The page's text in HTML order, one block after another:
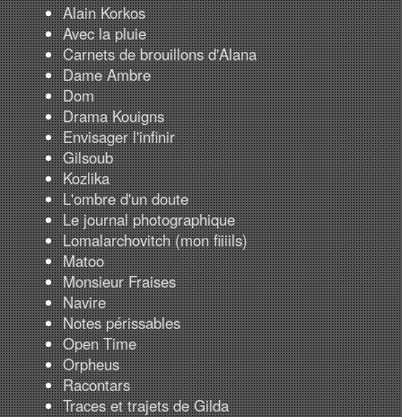
Alain Korkos
Avec la pluie
Carnets de brouillons d'Alana
Dame Ambre
Dom
Drama Kouigns
Envisager l'infinir
Gilsoub
Kozlika
L'ombre d'un doute
Le journal photographique
Lomalarchovitch (mon fiiiils)
Matoo
Monsieur Fraises
Navire
Notes périssables
Open Time
Orpheus
Racontars
Traces et trajets de Gilda